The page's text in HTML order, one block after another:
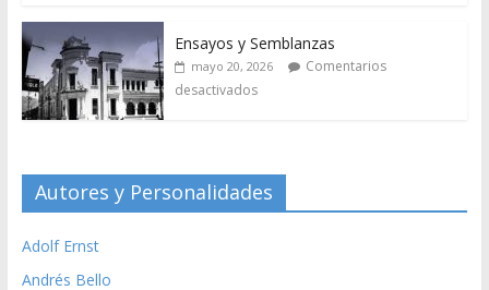
Ensayos y Semblanzas
mayo 20, 2026
Comentarios
desactivados
Autores y Personalidades
Adolf Ernst
Andrés Bello